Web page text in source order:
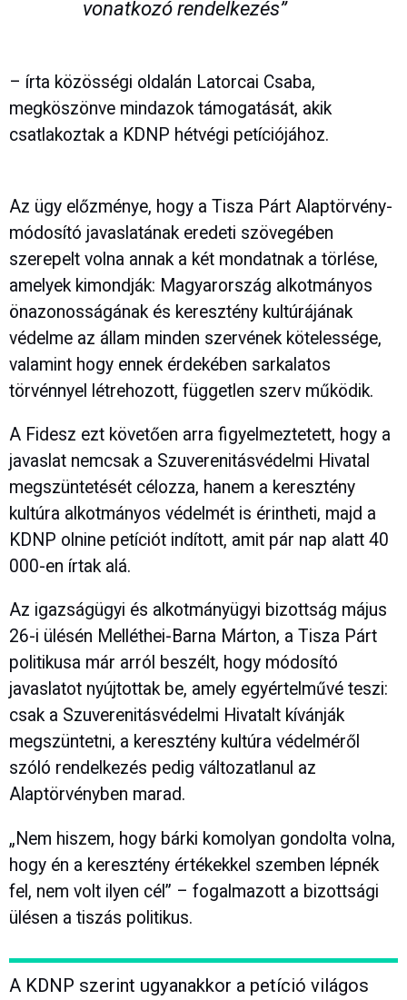
vonatkozó rendelkezés”
– írta közösségi oldalán Latorcai Csaba,
megköszönve mindazok támogatását, akik
csatlakoztak a KDNP hétvégi petíciójához.
Az ügy előzménye, hogy a Tisza Párt Alaptörvény-
módosító javaslatának eredeti szövegében
szerepelt volna annak a két mondatnak a törlése,
amelyek kimondják: Magyarország alkotmányos
önazonosságának és keresztény kultúrájának
védelme az állam minden szervének kötelessége,
valamint hogy ennek érdekében sarkalatos
törvénnyel létrehozott, független szerv működik.
A Fidesz ezt követően arra figyelmeztetett, hogy a
javaslat nemcsak a Szuverenitásvédelmi Hivatal
megszüntetését célozza, hanem a keresztény
kultúra alkotmányos védelmét is érintheti, majd a
KDNP olnine petíciót indított, amit pár nap alatt 40
000-en írtak alá.
Az igazságügyi és alkotmányügyi bizottság május
26-i ülésén Melléthei-Barna Márton, a Tisza Párt
politikusa már arról beszélt, hogy módosító
javaslatot nyújtottak be, amely egyértelművé teszi:
csak a Szuverenitásvédelmi Hivatalt kívánják
megszüntetni, a keresztény kultúra védelméről
szóló rendelkezés pedig változatlanul az
Alaptörvényben marad.
„Nem hiszem, hogy bárki komolyan gondolta volna,
hogy én a keresztény értékekkel szemben lépnék
fel, nem volt ilyen cél” – fogalmazott a bizottsági
ülésen a tiszás politikus.
A KDNP szerint ugyanakkor a petíció világos